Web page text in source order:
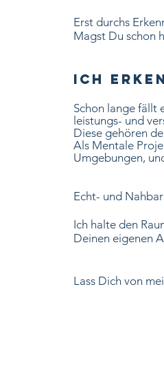
Erst durchs
Magst Du schon
Ich
Schon lange fällt
leistungs- und
Diese gehören
Als Mentale
Umgebungen,
Echt- und
Ich halte den
Deinen eigenen
Lass Dich von